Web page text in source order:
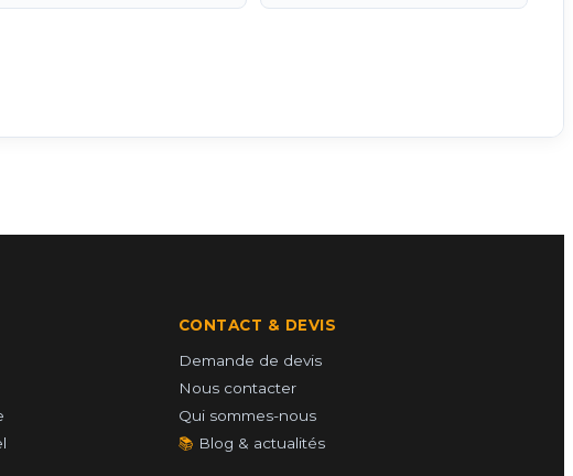
CONTACT & DEVIS
Demande de devis
Nous contacter
Qui sommes-nous
📚 Blog & actualités